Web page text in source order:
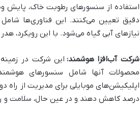
استفاده از سنسورهای رطوبت خاک، پایش
دقیق تعیین می‌کنند. این فناوری‌ها شامل
نیازهای آبی گیاه می‌شود. با این رویکرد،
شرکت آب‌افزا هوشمند: این شرکت در
محصولات آنها شامل سنسورهای
درصد کاهش دهند و در عین حال، سلامت و